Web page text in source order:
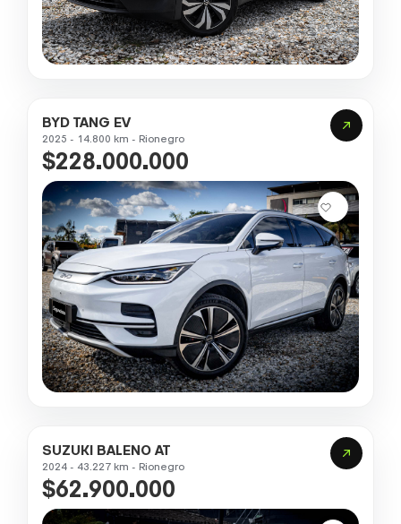
BYD TANG EV
2025 - 14.800 km - Rionegro
$228.000.000
SUZUKI BALENO AT
2024 - 43.227 km - Rionegro
$62.900.000